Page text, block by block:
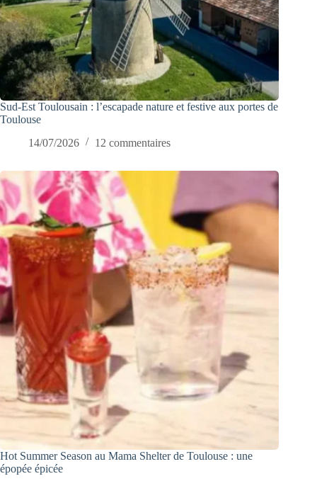
Sud-Est Toulousain : l’escapade nature et festive aux portes de
Toulouse
14/07/2026
12 commentaires
Hot Summer Season au Mama Shelter de Toulouse : une
épopée épicée